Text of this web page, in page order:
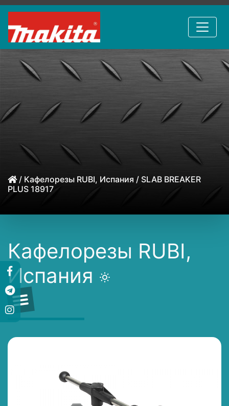
/ Кафелорезы RUBI, Испания / SLAB BREAKER
PLUS 18917
Кафелорезы RUBI,
Испания